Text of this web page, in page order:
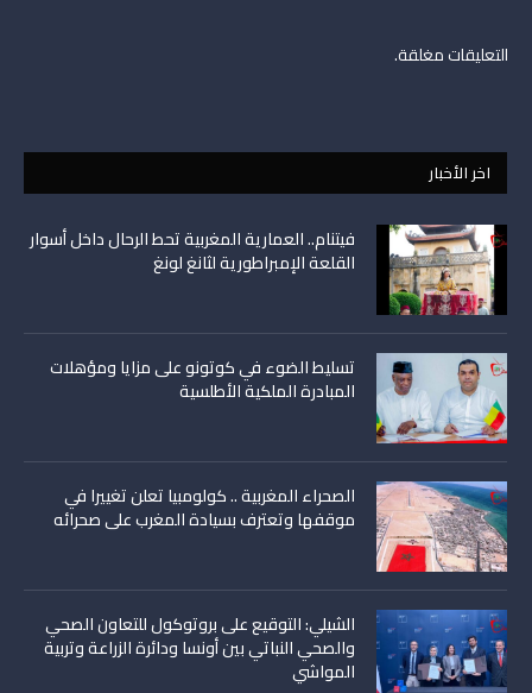
التعليقات مغلقة.
اخر الأخبار
فيتنام.. العمارية المغربية تحط الرحال داخل أسوار
القلعة الإمبراطورية لثانغ لونغ
تسليط الضوء في كوتونو على مزايا ومؤهلات
المبادرة الملكية الأطلسية
الصحراء المغربية .. كولومبيا تعلن تغييرا في
موقفها وتعترف بسيادة المغرب على صحرائه
الشيلي: التوقيع على بروتوكول للتعاون الصحي
والصحي النباتي بين أونسا ودائرة الزراعة وتربية
المواشي